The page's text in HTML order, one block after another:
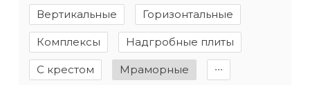
Вертикальные Горизонтальные
Комплексы Надгробные плиты
С крестом Мраморные ∙∙∙